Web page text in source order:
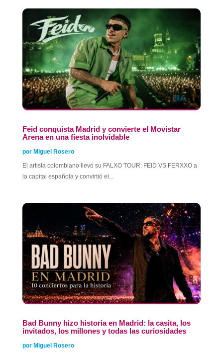
Feid conquista Madrid y convierte el Movistar
Arena en una fiesta inolvidable
por Miguel Rosero
El artista colombiano llevó su FALXO TOUR: FEID VS FERXXO a
la capital española y convirtió el...
Bad Bunny hizo historia en Madrid: la casita, los
invitados, los millones y todas las curiosidades
por Miguel Rosero